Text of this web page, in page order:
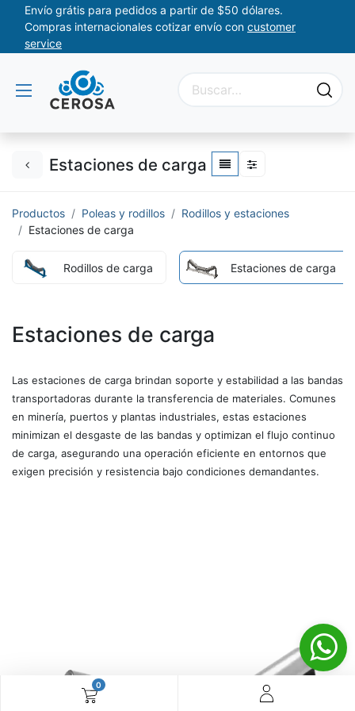
0
Envío grátis para pedidos a partir de $50 dólares.
Compras internacionales cotizar envío con customer
service
Estaciones de carga
Productos Poleas y rodillos
Rodillos y estaciones
Estaciones de carga
Rodillos de carga Estaciones de carga
Estaciones de carga
Las estaciones de carga brindan soporte y estabilidad a las bandas
transportadoras durante la transferencia de materiales. Comunes
en minería, puertos y plantas industriales, estas estaciones
minimizan el desgaste de las bandas y optimizan el flujo continuo
de carga, asegurando una operación eficiente en entornos que
exigen precisión y resistencia bajo condiciones demandantes.